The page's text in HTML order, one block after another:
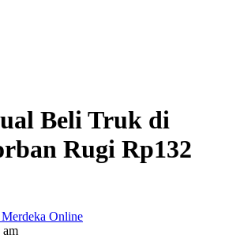
Beli Truk di
Rugi Rp132
Online
am